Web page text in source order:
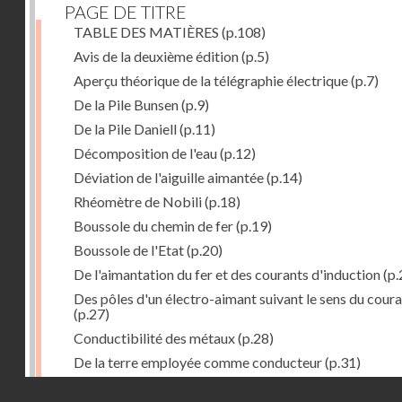
PAGE DE TITRE
TABLE DES MATIÈRES (p.108)
Avis de la deuxième édition(p.5)
Aperçu théorique de la télégraphie électrique(p.7)
De la Pile Bunsen(p.9)
De la Pile Daniell(p.11)
Décomposition de l'eau(p.12)
Déviation de l'aiguille aimantée(p.14)
Rhéomètre de Nobili(p.18)
Boussole du chemin de fer(p.19)
Boussole de l'Etat(p.20)
De l'aimantation du fer et des courants d'induction
Des pôles d'un électro-aimant suivant le sens du
(p.27)
Conductibilité des métaux(p.28)
De la terre employée comme conducteur(p.31)